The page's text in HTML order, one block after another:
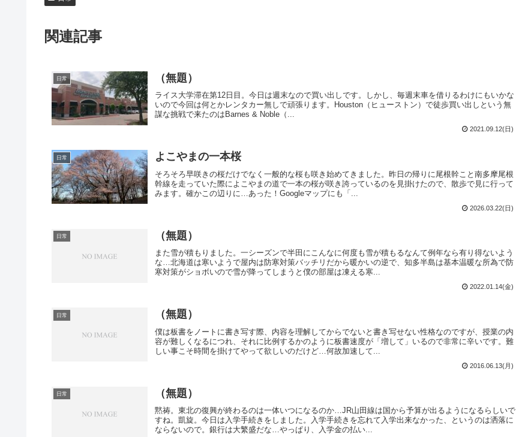
関連記事
日常 （無題）
ライス大学滞在第12日目。今日は週末なので買い出しです。しかし、毎週末車を借りるわけにもいかな
いので今回は何とかレンタカー無しで頑張ります。Houston（ヒューストン）で徒歩買い出しという無
謀な挑戦で来たのはBarnes & Noble（...
2021.09.12(日)
日常 よこやまの一本桜
そろそろ早咲きの桜だけでなく一般的な桜も咲き始めてきました。昨日の帰りに尾根幹こと南多摩尾根
幹線を走っていた際によこやまの道で一本の桜が咲き誇っているのを見掛けたので、散歩で見に行って
みます。確かこの辺りに…あった！Googleマップにも「...
2026.03.22(日)
日常 （無題）
また雪が積もりました。一シーズンで半田にこんなに何度も雪が積もるなんて例年なら有り得ないよう
な…北海道は寒いようで屋内は防寒対策バッチリだから暖かいの逆で、知多半島は基本温暖な所為で防
寒対策がショボいので雪が降ってしまうと僕の部屋は凍える寒...
2022.01.14(金)
日常 （無題）
僕は板書をノートに書き写す際、内容を理解してからでないと書き写せない性格なのですが、授業の内
容が難しくなるにつれ、それに比例するかのように板書速度が「増して」いるので非常に辛いです。難
しい事こそ時間を掛けてやって欲しいのだけど…何故加速して...
2016.06.13(月)
日常 （無題）
黙祷。東北の復興が終わるのは一体いつになるのか…JR山田線は国から予算が出るようになるらしいで
すね。凱旋。今日は入学手続きをしました。入学手続きを忘れて入学出来なかった、というのは洒落に
ならないので。銀行は大繁盛だな…やっぱり、入学金の払い...